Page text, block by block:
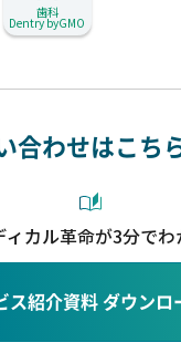
歯科
Dentry byGMO
合わせはこち
ィカル革命が3分でわ
ス紹介資料 ダウンロ